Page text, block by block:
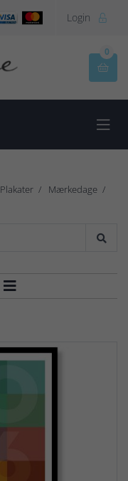
Login 

0

Plakater
Mærkedage
